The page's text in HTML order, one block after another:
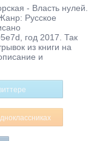
- Власть нулей.
Русское
год 2017. Так
из книги на
и